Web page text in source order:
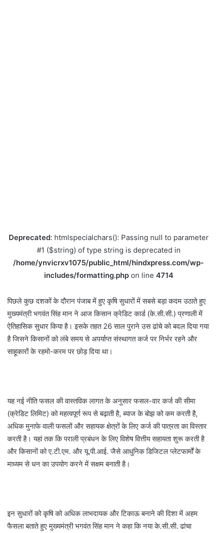
Deprecated: htmlspecialchars(): Passing null to parameter
#1 ($string) of type string is deprecated in
/home/ynvicrxv1075/public_html/hindxpress.com/wp-
includes/formatting.phpon line 4714
पिछले कुछ दशकों के दौरान पंजाब में हुए कृषि सुधारों में सबसे बड़ा कदम उठाते हुए
मुख्यमंत्री भगवंत सिंह मान ने आज किसान क्रेडिट कार्ड (के.सी.सी.) प्रणाली में
ऐतिहासिक सुधार किया है। इसके तहत 26 साल पुराने उस ढांचे को बदल दिया गया
है जिसने किसानों को लंबे समय से अपर्याप्त संस्थागत कर्ज पर निर्भर रहने और
साहूकारों के रहमो-करम पर छोड़ दिया था।
यह नई नीति फसल की वास्तविक लागत के अनुसार फसल-वार कर्ज की सीमा
(क्रेडिट लिमिट) को महत्वपूर्ण रूप से बढ़ाती है, ब्याज के बोझ को कम करती है,
अधिक मुनाफे वाली फसलों और सहायक क्षेत्रों के लिए कर्ज की पात्रता का विस्तार
करती है। यहां तक कि पराली प्रबंधन के लिए विशेष वित्तीय सहायता शुरू करती है
और किसानों को ए.टी.एम. और यू.पी.आई. जैसे आधुनिक डिजिटल प्लेटफार्मों के
माध्यम से धन का उपयोग करने में सक्षम बनाती है।
इन सुधारों को कृषि को अधिक लाभदायक और टिकाऊ बनाने की दिशा में अहम
फैसला बताते हुए मुख्यमंत्री भगवंत सिंह मान ने कहा कि नया के.सी.सी. ढांचा